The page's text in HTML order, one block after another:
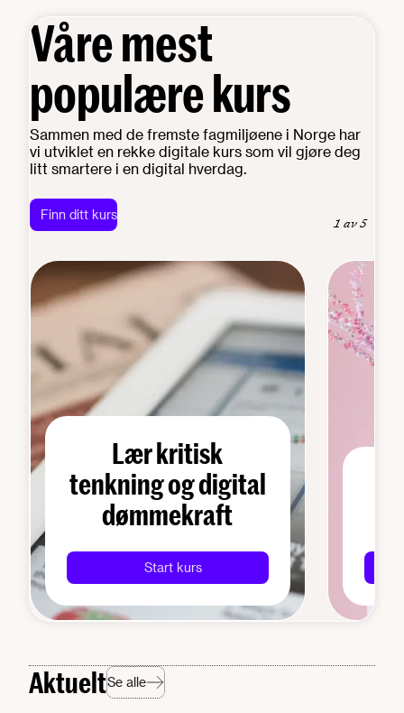
Våre mest
populære kurs
Sammen med de fremste fagmiljøene i Norge har
vi utviklet en rekke digitale kurs som vil gjøre deg
litt smartere i en digital hverdag.
Finn ditt kurs 1 av 5
Lær kritisk
tenkning og digital
dømmekraft
Start kurs
AktueltSe alle